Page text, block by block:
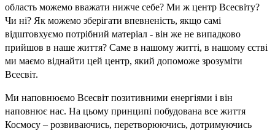
область можемо вважати нижче себе? Ми ж центр Всесвіту?
Чи ні? Як можемо зберігати впевненість, якщо самі
відштовхуємо потрібний матеріал - він же не випадково
прийшов в наше життя? Саме в нашому житті, в нашому єстві
ми маємо віднайти цей центр, який допоможе зрозуміти
Всесвіт.
Ми наповнюємо Всесвіт позитивними енергіями і він
наповнює нас. На цьому принципі побудована все життя
Космосу – розвиваючись, перетворюючись, дотримуючись